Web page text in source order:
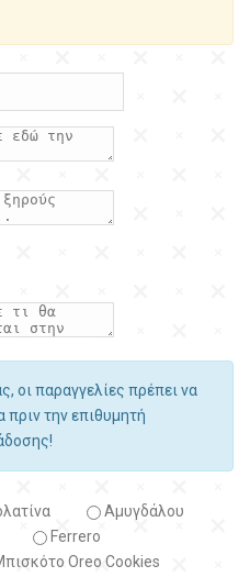
οι παραγγελίες πρέπει να
πριν την επιθυμητή
Αμυγδάλου
Ferrero
Oreo Cookies